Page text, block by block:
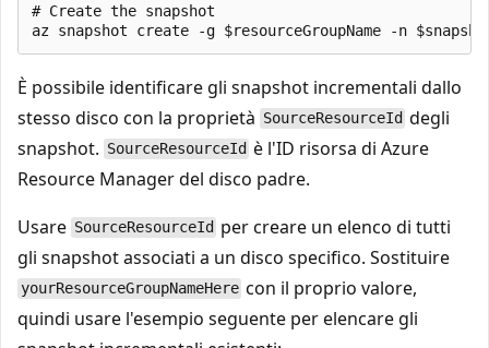
# Create the snapshot
È possibile identificare gli snapshot incrementali dallo
stesso disco con la proprietà SourceResourceId degli
snapshot. SourceResourceId è l'ID risorsa di Azure
Resource Manager del disco padre.
Usare SourceResourceId per creare un elenco di tutti
gli snapshot associati a un disco specifico. Sostituire
yourResourceGroupNameHere con il proprio valore,
quindi usare l'esempio seguente per elencare gli